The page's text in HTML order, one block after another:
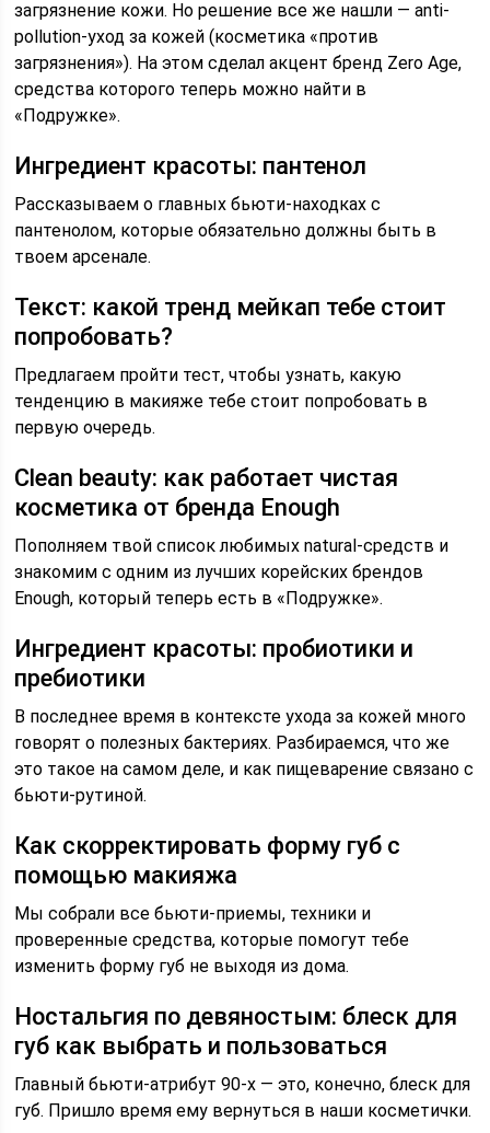
загрязнение кожи. Но решение все же нашли — anti-
pollution-уход за кожей (косметика «против
загрязнения»). На этом сделал акцент бренд Zero Age,
средства которого теперь можно найти в
«Подружке».
Ингредиент красоты: пантенол
Рассказываем о главных бьюти-находках с
пантенолом, которые обязательно должны быть в
твоем арсенале.
Текст: какой тренд мейкап тебе стоит
попробовать?
Предлагаем пройти тест, чтобы узнать, какую
тенденцию в макияже тебе стоит попробовать в
первую очередь.
Clean beauty: как работает чистая
косметика от бренда Enough
Пополняем твой список любимых natural-средств и
знакомим с одним из лучших корейских брендов
Enough, который теперь есть в «Подружке».
Ингредиент красоты: пробиотики и
пребиотики
В последнее время в контексте ухода за кожей много
говорят о полезных бактериях. Разбираемся, что же
это такое на самом деле, и как пищеварение связано с
бьюти-рутиной.
Как скорректировать форму губ с
помощью макияжа
Мы собрали все бьюти-приемы, техники и
проверенные средства, которые помогут тебе
изменить форму губ не выходя из дома.
Ностальгия по девяностым: блеск для
губ как выбрать и пользоваться
Главный бьюти-атрибут 90-х — это, конечно, блеск для
губ. Пришло время ему вернуться в наши косметички.